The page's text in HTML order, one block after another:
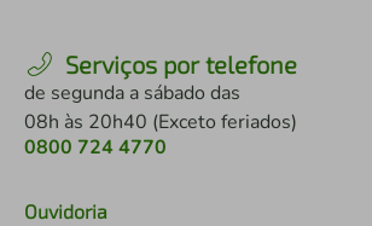
Serviços por telefone
de segunda a sábado das
08h às 20h40 (Exceto feriados)
0800 724 4770
Ouvidoria